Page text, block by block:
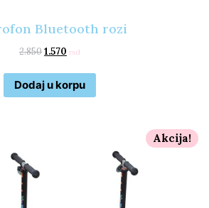
Bluetooth rozi
2.8501.570 rsd
Dodaj u korpu
Akcija!